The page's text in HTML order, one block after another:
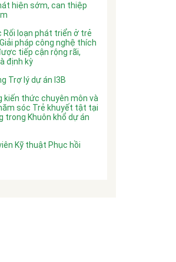
hiện sớm, can thiệp
Rối loạn phát triển ở trẻ
pháp công nghệ thích
tiếp cận rộng rãi,
định kỳ
Trợ lý dự án I3B
kiến thức chuyên môn và
sóc Trẻ khuyết tật tại
trong Khuôn khổ dự án
Kỹ thuật Phục hồi